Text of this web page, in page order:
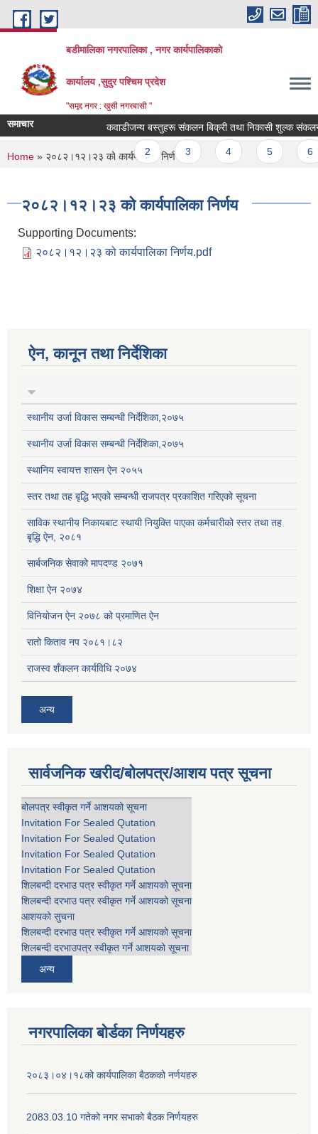
Skip to main content
बडीमालिका नगरपालिका , नगर कार्यपालिकाको
कार्यालय ,सुदुर पश्चिम प्रदेश
"समृद्द नगर : खुसी नगरबासी "
समाचार कवाडीजन्य बस्तुहरू संकलन बिक्री तथा निकासी शुल्क संकलन
Pages
1 2 3
You are here
Home » २०८२।१२।२३ को कार्यपालिका निर्णय
२०८२।१२।२३ को कार्यपालिका निर्णय
Supporting Documents:
२०८२।१२।२३ को कार्यपालिका निर्णय.pdf
ऐन, कानून तथा निर्देशिका
स्थानीय उर्जा विकास सम्बन्धी निर्देशिका,२०७५
स्थानीय उर्जा विकास सम्बन्धी निर्देशिका,२०७५
स्थानिय स्वायत्त शासन ऐन २०५५
स्तर तथा तह बृद्धि भएको सम्बन्धी राजपत्र प्रकाशित गरिएको सूचना
साविक स्थानीय निकायबाट स्थायी नियुक्ति पाएका कर्मचारीको स्तर तथा तह
बृद्धि ऐन, २०८१
सार्बजनिक सेवाको मापदण्ड २०७१
शिक्षा ऐन २०७४
विनियोजन ऐन २०७८ को प्रमाणित ऐन
रातो किताव नप २०८१।८२
राजस्व शँकलन कार्यविधि २०७४
अन्य
सार्वजनिक खरीद/बोलपत्र/आशय पत्र सूचना
बोलपत्र स्वीकृत गर्ने आशयको सूचना
Invitation For Sealed Qutation
Invitation For Sealed Qutation
Invitation For Sealed Qutation
Invitation For Sealed Qutation
शिलबन्दी दरभाउ पत्र स्वीकृत गर्ने आशयको सूचना
शिलबन्दी दरभाउ पत्र स्वीकृत गर्ने आशयको सूचना
आशयको सुचना
शिलबन्दी दरभाउ पत्र स्वीकृत गर्ने आशयको सूचना
शिलबन्दी दरभाउपत्र स्वीकृत गर्ने आशयको सूचना
अन्य
नगरपालिका बोर्डका निर्णयहरु
२०८३।०४।१८को कार्यपालिका बैठकको नर्णयहरु
2083.03.10 गतेको नगर सभाको बैठक निर्णयहरु